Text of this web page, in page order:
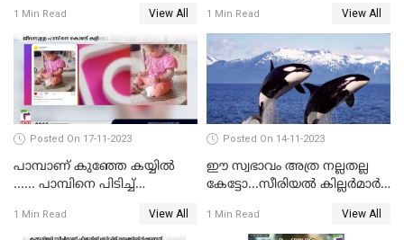
1 Min Read View All
കൊച്ചിയും
1 Min Read View All
Posted On 17-11-2023
പാമ്പാണ് കുഞ്ഞേ കയ്യില്‍
...... പാമ്പിനെ പിടിച്ച്
വൈറലായി വീഡിയോ
1 Min Read View All
Posted On 14-11-2023
ഈ സ്വഭാവം അത്ര നല്ലതല്ല
കേട്ടോ...സീരിയല്‍ കില്ലര്‍മാര്‍
ഓര്‍ക്കകളുടെ സ്വഭാവരീതി
1 Min Read View All